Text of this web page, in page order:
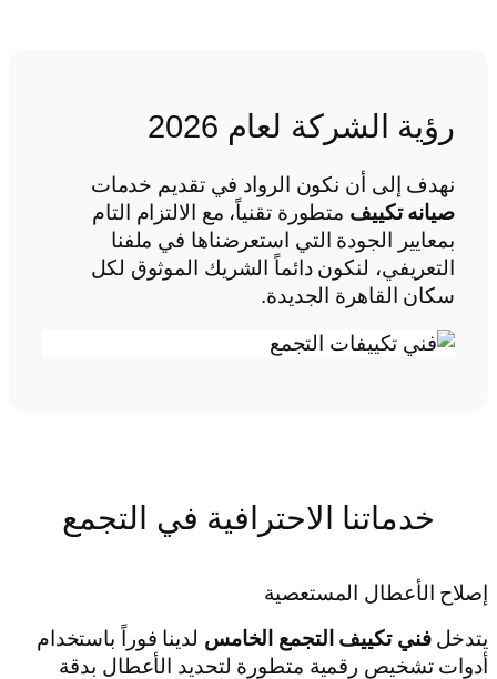
رؤية الشركة لعام 2026
نهدف إلى أن نكون الرواد في تقديم خدمات
صيانه تكييف متطورة تقنياً، مع الالتزام التام
بمعايير الجودة التي استعرضناها في ملفنا
التعريفي، لنكون دائماً الشريك الموثوق لكل
سكان القاهرة الجديدة.
خدماتنا الاحترافية في التجمع
إصلاح الأعطال المستعصية
يتدخلفني تكييف التجمع الخامس لدينا فوراً باستخدام
أدوات تشخيص رقمية متطورة لتحديد الأعطال بدقة